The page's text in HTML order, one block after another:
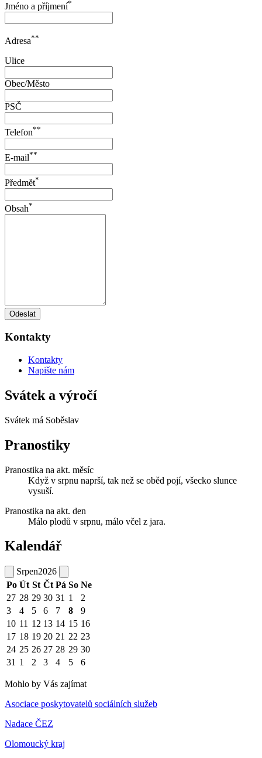
Jméno a příjmení*
Adresa**
Ulice
Obec/Město
PSČ
Telefon**
E-mail**
Předmět*
Obsah*
Odeslat
Kontakty
Kontakty
Napište nám
Svátek a výročí
Svátek má Soběslav
Pranostiky
Pranostika na akt. měsíc
Když v srpnu naprší, tak než se oběd pojí, všecko slunce
vysuší.
Pranostika na akt. den
Málo plodů v srpnu, málo včel z jara.
Kalendář
Srpen2026
Po Út St Čt Pá So Ne
27 28 29 30 31 1
2
3
4 5 6 7 8
9
10 11 12 13 14 15 16
17 18 19 20 21 22 23
24 25 26 27 28 29 30
31 1 2 3 4 5 6
Mohlo by Vás zajímat
Asociace poskytovatelů sociálních služeb
Nadace ČEZ
Olomoucký kraj